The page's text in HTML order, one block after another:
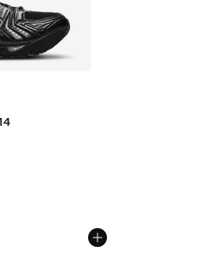
Prix en baisse de € 169,99 à